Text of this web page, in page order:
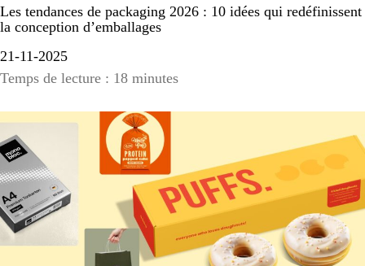
Les tendances de packaging 2026 : 10 idées qui redéfinissent
la conception d’emballages
21-11-2025
Temps de lecture : 18 minutes